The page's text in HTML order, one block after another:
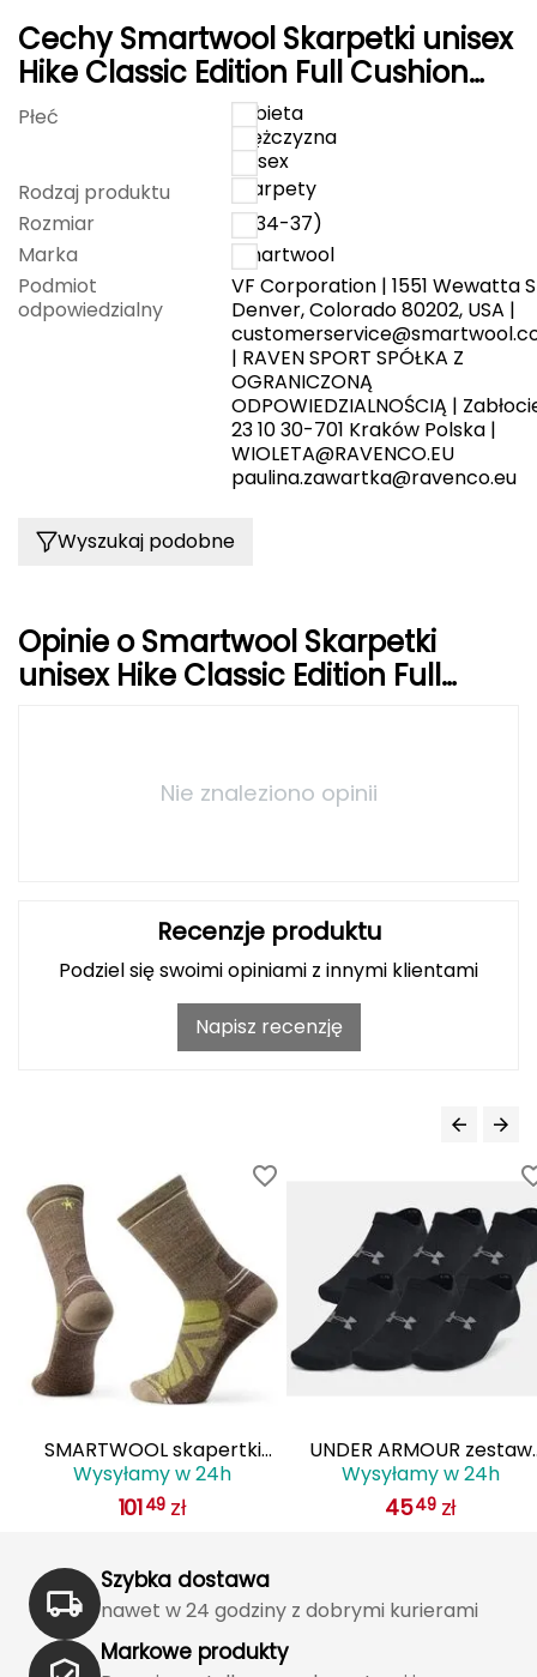
Giro
Grand Trunk
Gregory
Grivel
HMS PREMIUM
Hanwag
JOMA
Jetboil
Julbo
K2
KILLTEC
Kari Traa
Karpos
Cechy Smartwool Skarpetki unisex
Hike Classic Edition Full Cushion
Crew Socks Medium Gray
Płeć
kobieta
mężczyzna
unisex
Rodzaj produktu
skarpety
Rozmiar
S (34-37)
Marka
Smartwool
Podmiot
odpowiedzialny
VF Corporation | 1551 Wewatta
Denver, Colorado 80202, USA |
| RAVEN SPORT SPÓŁKA Z
OGRANICZONĄ
ODPOWIEDZIALNOŚCIĄ |
23 10 30-701 Kraków Polska |
WIOLETA@RAVENCO.EU
paulina.zawartka@ravenco.eu
Wyszukaj podobne
Opinie o Smartwool Skarpetki
unisex Hike Classic Edition Full
Nie znaleziono opinii
Recenzje produktu
Podziel się swoimi opiniami z innymi klientami
Napisz recenzję
SMARTWOOL skapertki
turystyczne długie U'S Hike
Light zielone
Wysyłamy w 24h
10149 zł
UNDER ARMOUR zestaw
skarpetek stopek unisex
par Essential No Show
Wysyłamy w 24h
4549 zł
Szybka dostawa
nawet w 24 godziny z dobrymi kurierami
Markowe produkty